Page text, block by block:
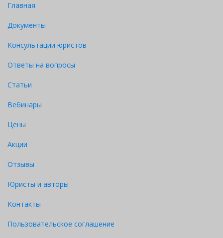
Главная
Документы
Консультации юристов
Ответы на вопросы
Статьи
Вебинары
Цены
Акции
Отзывы
Юристы и авторы
Контакты
Пользовательское соглашение